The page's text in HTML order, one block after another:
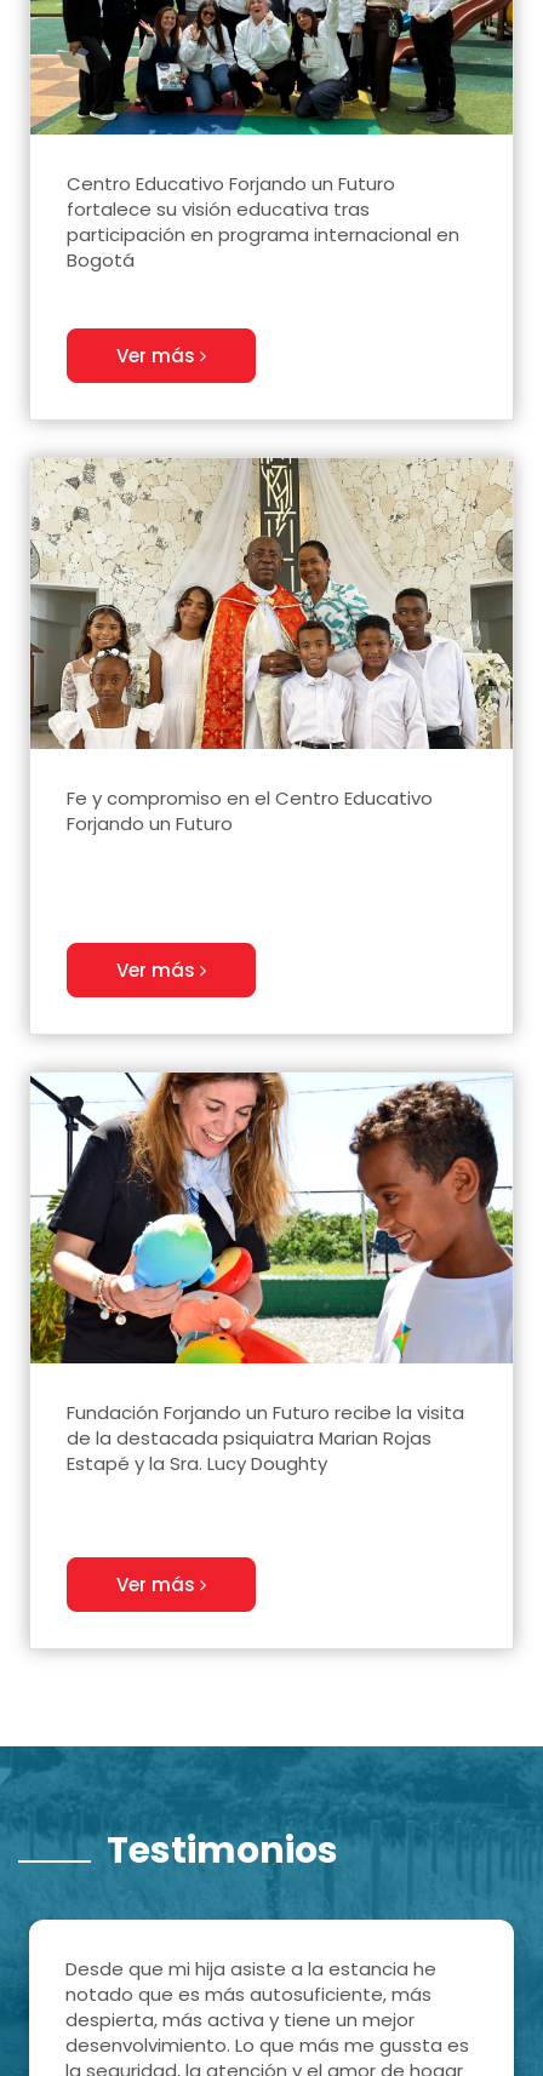
Centro Educativo Forjando un Futuro
fortalece su visión educativa tras
participación en programa internacional en
Bogotá
Ver más
Fe y compromiso en el Centro Educativo
Forjando un Futuro
Ver más
Fundación Forjando un Futuro recibe la visita
de la destacada psiquiatra Marian Rojas
Estapé y la Sra. Lucy Doughty
Ver más
Testimonios
Desde que mi hija asiste a la estancia he
notado que es más autosuficiente, más
despierta, más activa y tiene un mejor
desenvolvimiento. Lo que más me gussta es
la seguridad, la atención y el amor de hogar